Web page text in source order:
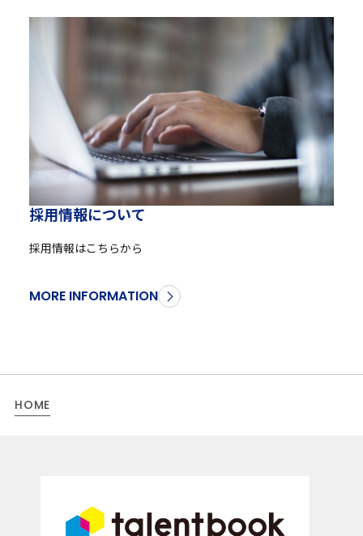
採用情報について
採用情報はこちらから
MORE INFORMATION
HOME